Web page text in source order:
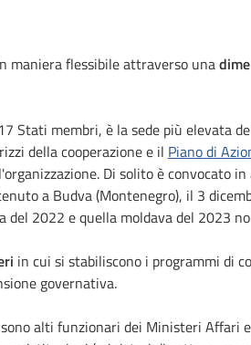
maniera flessibile attraverso una
Stati membri, è la sede più elevata
della cooperazione e il Piano di
Di solito è convocato
a Budva (Montenegro), il 3
del 2022 e quella moldava del 2023
in cui si stabiliscono i programmi di
governativa.
sono alti funzionari dei Ministeri Affari